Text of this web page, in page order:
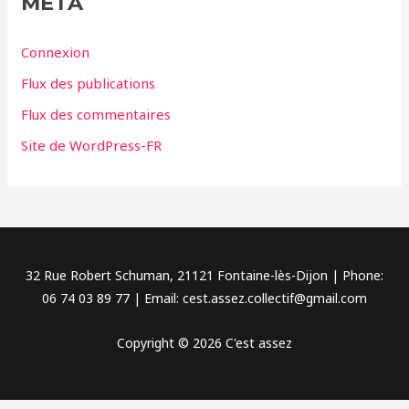
r
Connexion
Flux des publications
Flux des commentaires
Site de WordPress-FR
32 Rue Robert Schuman, 21121 Fontaine-lès-Dijon | Phone:
06 74 03 89 77 | Email: cest.assez.collectif@gmail.com
Copyright © 2026 C'est assez